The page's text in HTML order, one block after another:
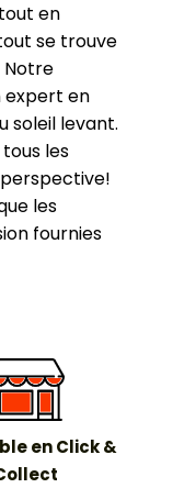
en
se trouve
Notre
expert en
soleil levant.
les
les
fournies
en Click &